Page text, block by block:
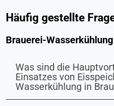
Häufig gestellte
Brauerei-Wasserkühlung
Was sind die
Einsatzes von
Wasserkühlung in